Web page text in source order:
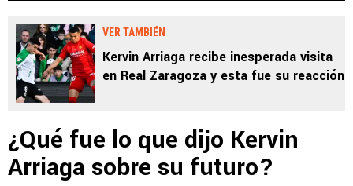
VER TAMBIÉN
Kervin Arriaga recibe inesperada visita
en Real Zaragoza y esta fue su reacción
¿Qué fue lo que dijo Kervin
Arriaga sobre su futuro?